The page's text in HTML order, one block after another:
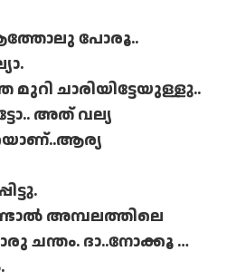
ആത്തോലു പോരൂ..
ചാരിയിട്ടേയുള്ളു..
അത് വല്യ
അമ്പലത്തിലെ
ചന്തം. ദാ..നോക്കൂ …